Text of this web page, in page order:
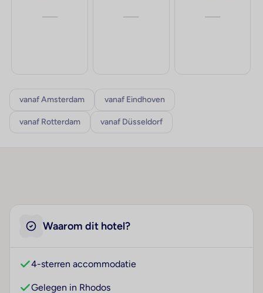
— — —
vanaf Amsterdam vanaf Eindhoven
vanaf Rotterdam vanaf Düsseldorf
Waarom dit hotel?
4-sterren accommodatie
Gelegen in Rhodos